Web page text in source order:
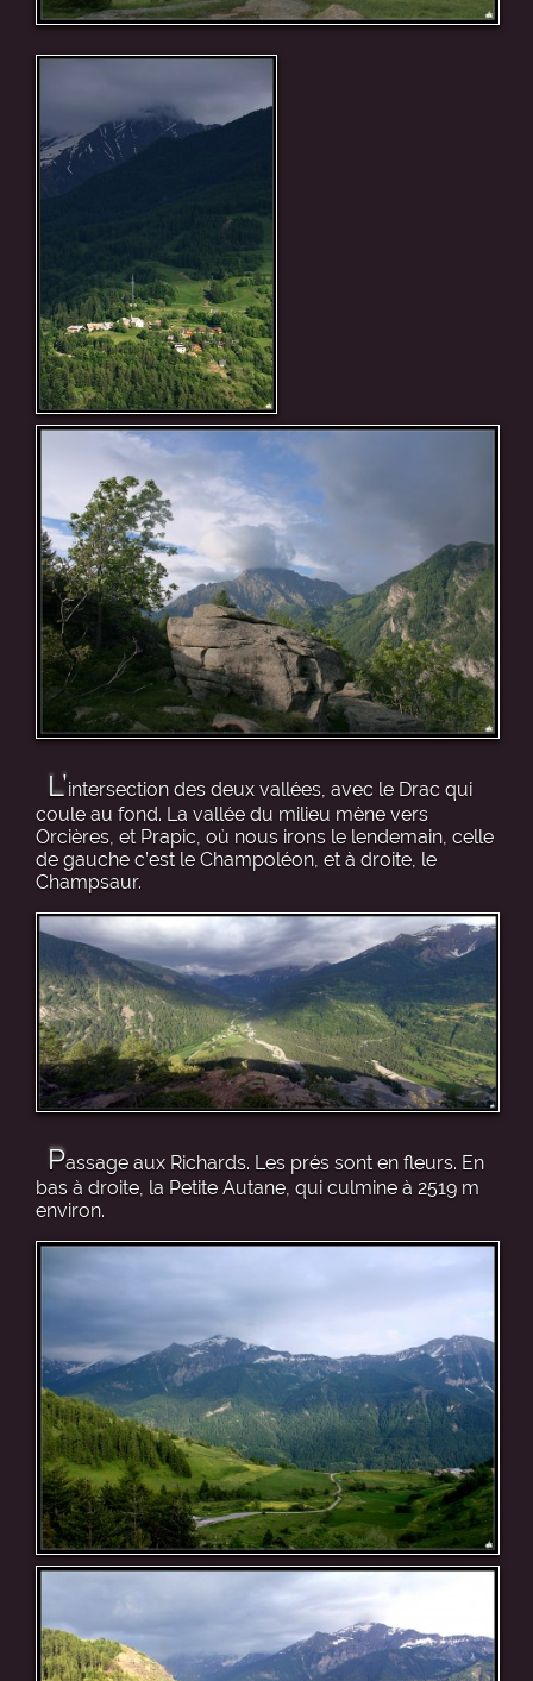
L’intersection des deux vallées, avec le Drac qui
coule au fond. La vallée du milieu mène vers
Orcières, et Prapic, où nous irons le lendemain, celle
de gauche c’est le Champoléon, et à droite, le
Champsaur.
Passage aux Richards. Les prés sont en fleurs. En
bas à droite, la Petite Autane, qui culmine à 2519 m
environ.